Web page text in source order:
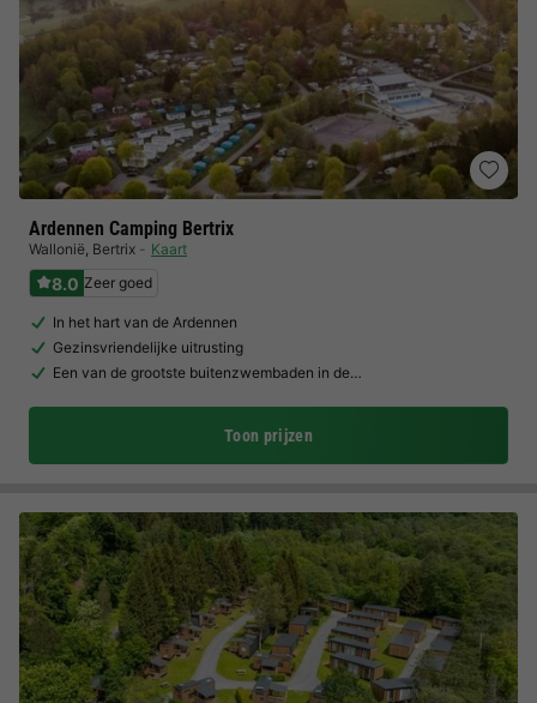
Ardennen Camping Bertrix
Wallonië, Bertrix Kaart
8.0 Zeer goed
In het hart van de Ardennen
Gezinsvriendelijke uitrusting
Een van de grootste buitenzwembaden in de…
Toon prijzen